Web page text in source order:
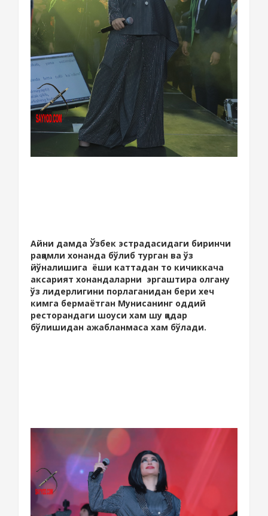
Айни дамда Ўзбек эстрадасидаги биринчи
рақамли хонанда бўлиб турган ва ўз
йўналишига ёши каттадан то кичиккача
аксарият хонандаларни эргаштира олгану
ўз лидерлигини порлаганидан бери хеч
кимга бермаётган Мунисанинг оддий
ресторандаги шоуси хам шу қадар
бўлишидан ажабланмаса хам бўлади.